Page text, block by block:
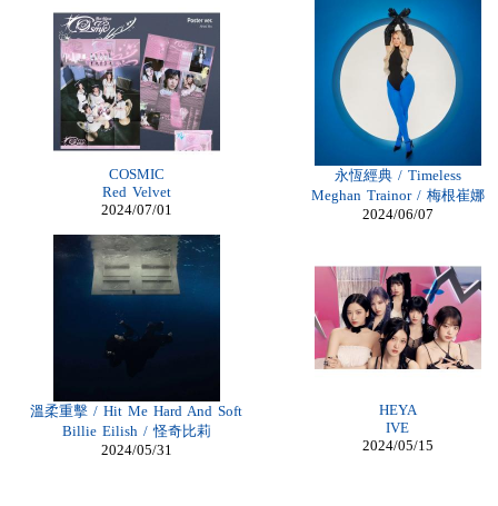
Nike Billig
moncler Daunenmantel damen
Moncler Jacken Herren
Billig Moncler dam
Billig moncler
Louboutin Schuhe Outlet
Christian Louboutin Schuhe Kaufen
louboutin schuhe sale
Billig Christian Louboutin Schuhe
louboutin Schuhe Shop
Damen Moncler Jacken
Christian Louboutin Online Shop
Longchamp pliage pas cher
moncler outlet zürich
Günstige Nike Air Max
Billig Christian Louboutin
billige moncler jacken zürich
billiga air max herr
Louboutin Shoes Outlet
moncler Online Kaufen
COSMIC
Red Velvet
2024/07/01
永恆經典 / Timeless
Meghan Trainor / 梅根崔娜
2024/06/07
溫柔重擊 / Hit Me Hard And Soft
Billie Eilish / 怪奇比莉
2024/05/31
HEYA
IVE
2024/05/15